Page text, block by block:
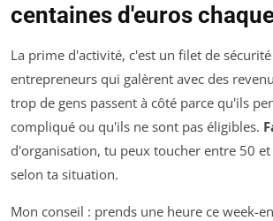
centaines d'euros
La prime d'activité, c'est un filet de
entrepreneurs qui galèrent avec des
trop de gens passent à côté parce qu'ils
compliqué ou qu'ils ne sont pas éligibles.
d'organisation, tu peux toucher entre 50
selon ta situation.
Mon conseil : prends une heure ce week-